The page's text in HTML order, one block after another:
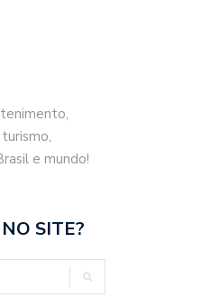
e mundo!
SITE?